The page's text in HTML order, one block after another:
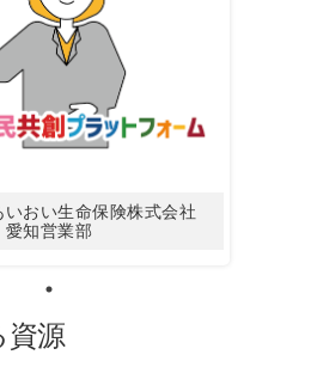
いおい生命保険株式会社
愛知営業部
資源